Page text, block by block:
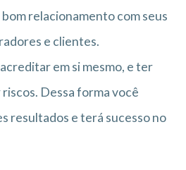
relacionamento com seus
e clientes.
em si mesmo, e ter
Dessa forma você
resultados e terá sucesso no